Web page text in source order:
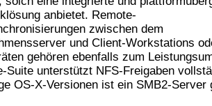
anbietet. Remote-
zwischen dem
und Client-Workstations
gehören ebenfalls zum
Suite unterstützt NFS-Freigaben
OS-X-Versionen ist ein SMB2-Server